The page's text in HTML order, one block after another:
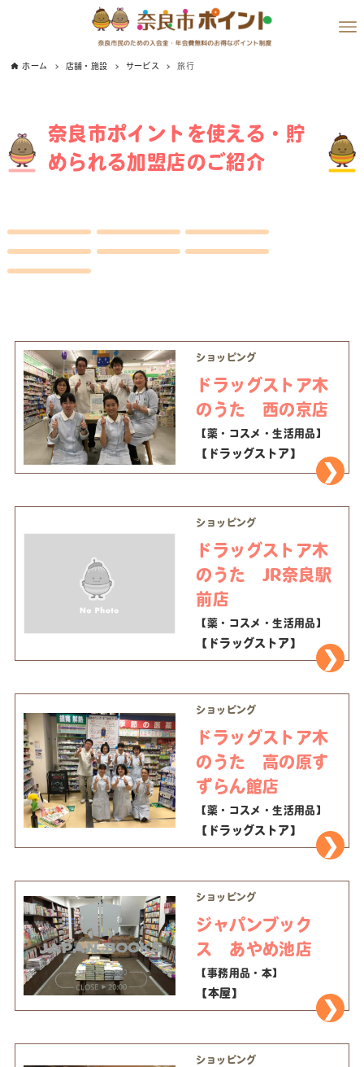
ホーム 店舗・施設 サービス 旅行
奈良市ポイントを使える・貯
められる加盟店のご紹介
ショッピング
ドラッグストア木
のうた 西の京店
【薬・コスメ・生活用品】
【ドラッグストア】
ショッピング
ドラッグストア木
のうた JR奈良駅
前店
【薬・コスメ・生活用品】
【ドラッグストア】
ショッピング
ドラッグストア木
のうた 高の原す
ずらん館店
【薬・コスメ・生活用品】
【ドラッグストア】
ショッピング
ジャパンブック
ス あやめ池店
【事務用品・本】
【本屋】
ショッピング